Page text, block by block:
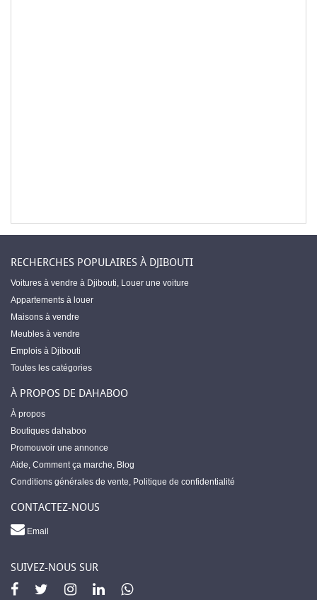
RECHERCHES POPULAIRES À DJIBOUTI
Voitures à vendre à Djibouti, Louer une voiture
Appartements à louer
Maisons à vendre
Meubles à vendre
Emplois à Djibouti
Toutes les catégories
À PROPOS DE DAHABOO
À propos
Boutiques dahaboo
Promouvoir une annonce
Aide, Comment ça marche, Blog
Conditions générales de vente, Politique de confidentialité
CONTACTEZ-NOUS
Email
SUIVEZ-NOUS SUR